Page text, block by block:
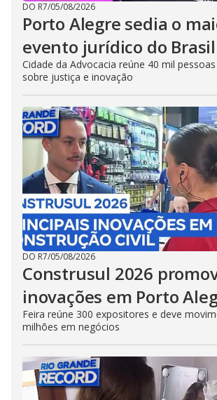
DO R7/05/08/2026
Porto Alegre sedia o
evento jurídico do Brasil
Cidade da Advocacia reúne 40 mil
sobre justiça e inovação
DO R7/05/08/2026
Construsul 2026
inovações em Porto
Feira reúne 300 expositores e deve
milhões em negócios